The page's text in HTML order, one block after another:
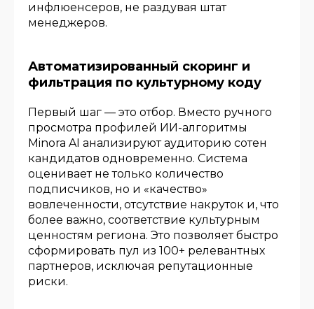
инфлюенсеров, не раздувая штат
менеджеров.
Автоматизированный скоринг и
фильтрация по культурному коду
Первый шаг — это отбор. Вместо ручного
просмотра профилей ИИ-алгоритмы
Minora AI анализируют аудиторию сотен
кандидатов одновременно. Система
оценивает не только количество
подписчиков, но и «качество»
вовлеченности, отсутствие накруток и, что
более важно, соответствие культурным
ценностям региона. Это позволяет быстро
сформировать пул из 100+ релевантных
партнеров, исключая репутационные
риски.